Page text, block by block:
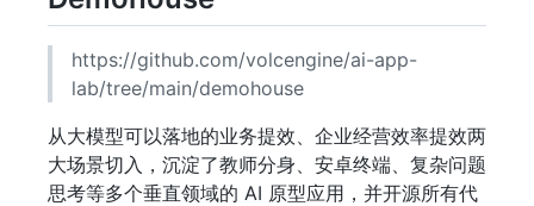
https://github.com/volcengine/ai-app-
lab/tree/main/demohouse
从大模型可以落地的业务提效、企业经营效率提效两
大场景切入，沉淀了教师分身、安卓终端、复杂问题
思考等多个垂直领域的 AI 原型应用，并开源所有代